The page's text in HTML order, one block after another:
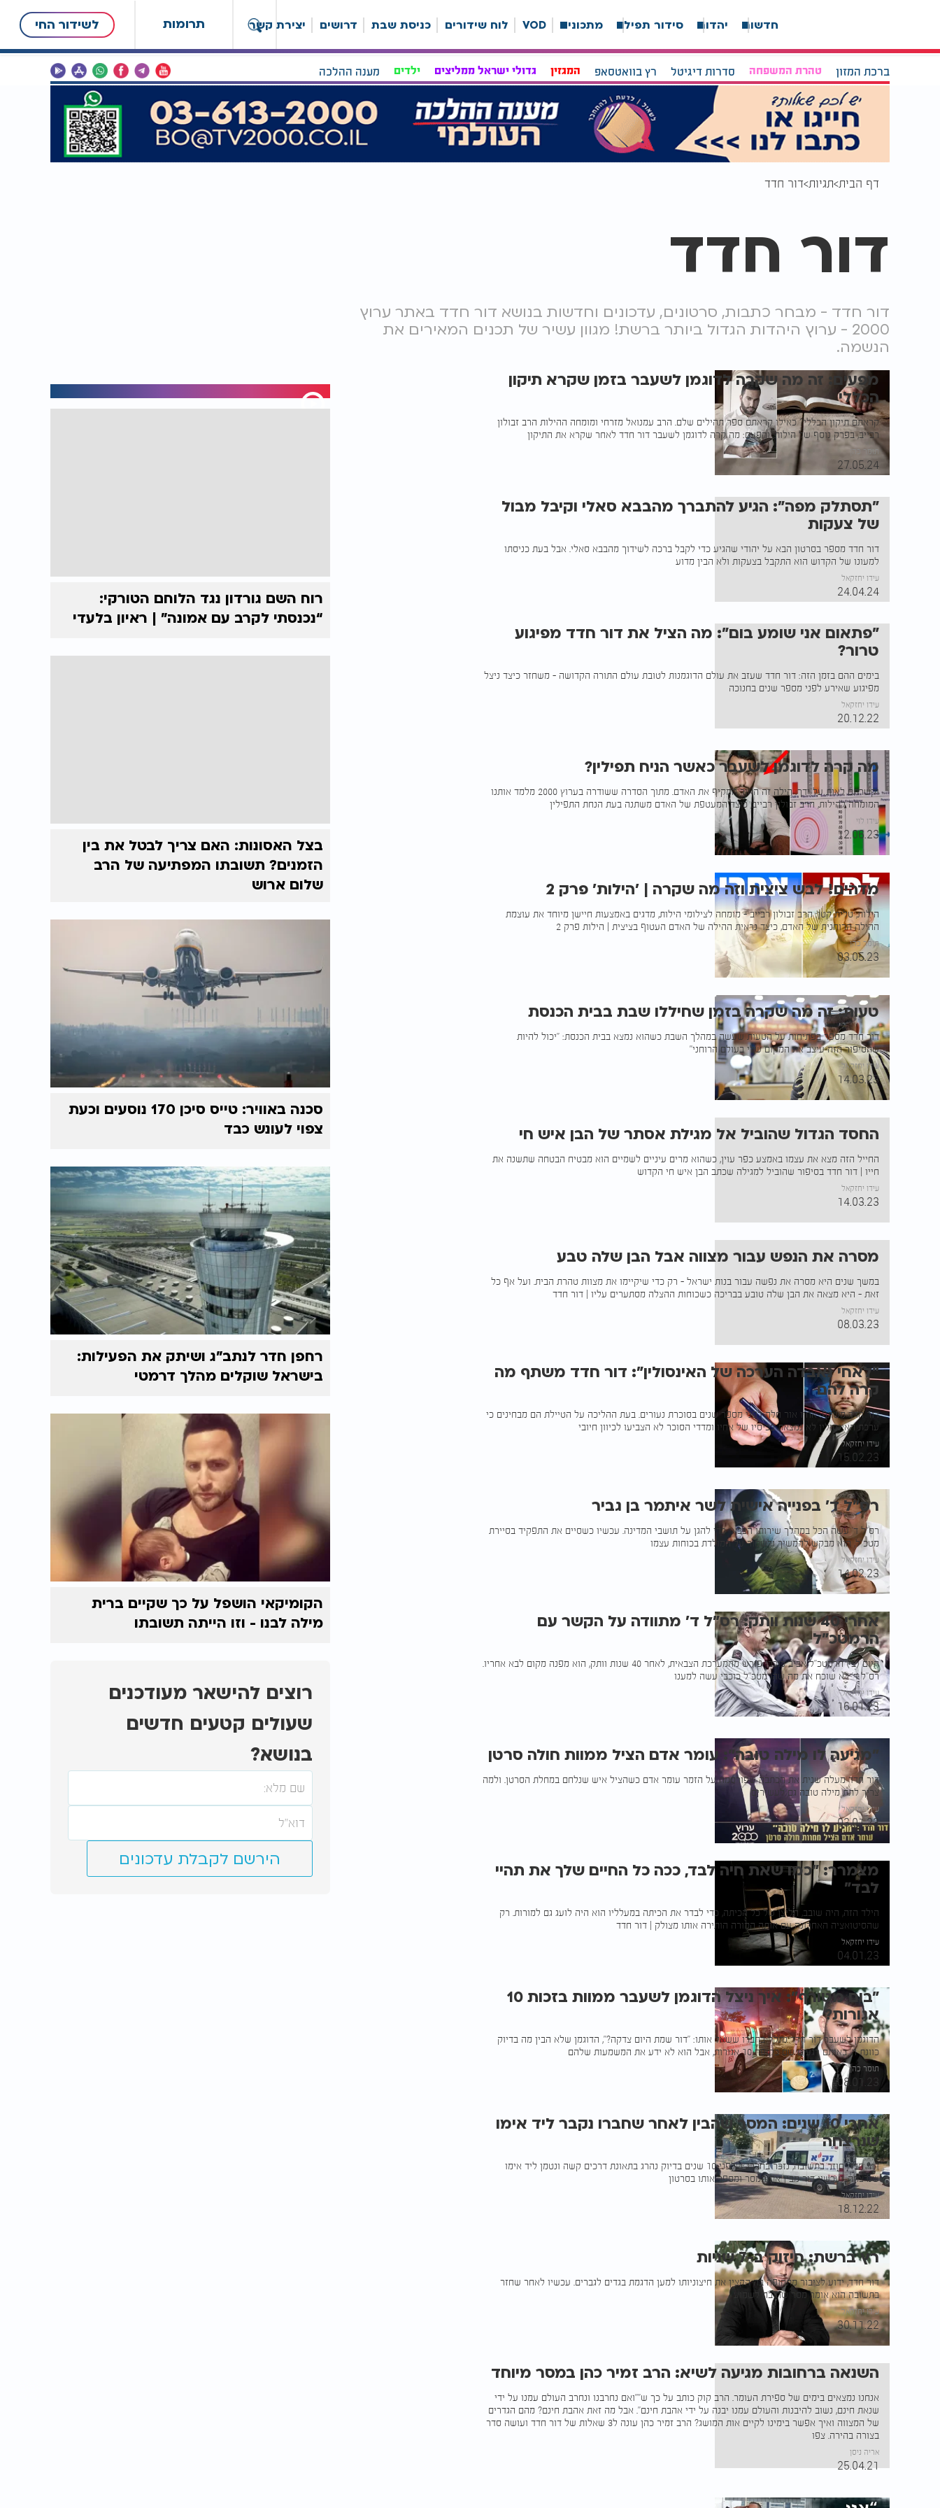
תרומות לשידור החי חדשות יהדות סידור תפילה מתכונים VOD לוח שידורים כניסת שבת דרושים יצירת קשר
ברכת המזון טהרת המשפחה סדרות דיגיטל רץ בוואטסאפ המגזין גדולי ישראל ממליצים ילדים מענה ההלכה
דף הבית תגיות דור חדד
דור חדד
דור חדד - מבחר כתבות, סרטונים, עדכונים וחדשות בנושא דור חדד באתר ערוץ
2000 - ערוץ היהדות הגדול ביותר ברשת! מגוון עשיר של תכנים המאירים את
הנשמה.
מפעים: זה מה שקרה לדוגמן לשעבר בזמן שקרא תיקון
הכללי
קראתם תיקון הכללי? כאילו קראתם ספר תהילים שלם. הרב עמנואל מזרחי ומומחה ההילות הרב זבולון
רבייב, בפרק נוסף של הילות, והפעם: מה קרה לדוגמן לשעבר דור חדד לאחר שקרא את התיקון
תומר כהן
27.05.24
"תסתלק מפה": הגיע להתברך מהבבא סאלי וקיבל מבול
של צעקות
דור חדד מספר בסרטון הבא על יהודי שהגיע כדי לקבל ברכה לשידוך מהבבא סאלי. אבל בעת כניסתו
למעונו של הקדוש הוא התקבל בצעקות ולא הבין מדוע
עידו יחזקאל
24.04.24
"פתאום אני שומע בום": מה הציל את דור חדד מפיגוע
טרור?
בימים ההם בזמן הזה: דור חדד שעזב את עולם הדוגמנות לטובת עולם התורה הקדושה - משחזר כיצד ניצל
מפיגוע שאירע לפני מספר שנים בחנוכה
עידו יחזקאל
20.12.22
מה קרה לדוגמן לשעבר כאשר הניח תפילין?
וקשרתם לאות על ידך: הילה זה האור המקיף את האדם. מתוך הסדרה ששודרה בערוץ 2000 מלמד אותנו
המומחה להילות, הרב זבולון רבייב, כיצד המעטפת של האדם משתנה בעת הנחת התפילין
עידו לוי
12.06.23
מדהים! לבש ציצית וזה מה שקרה | 'הילות' פרק 2
הילות, טלית קטן: הרב זבולון רבייב - מומחה לצילומי הילות, מדגים באמצעות חיישן מיוחד את עוצמת
ההילה הרוחנית של האדם, כיצד נראית ההילה של האדם העטוף בציצית | הילות פרק 2
תומר כהן
03.05.23
טעות: זה מה שקרה בזמן שחיללו שבת בבית הכנסת
דור חדד מספר בפתיחות על הטעות שעשה במהלך השבת כשהוא נמצא בבית הכנסת: "יכול להיות
שהסיפור הזה עיצב את המקום שלי בעולם הרוחני"
עידו יחזקאל
14.03.23
החסד הגדול שהוביל אל מגילת אסתר של הבן איש חי
החייל הזה מצא את עצמו באמצע כפר עוין, כשהוא מרים עיניים לשמיים הוא מבטיח הבטחה שתשנה את
חייו | דור חדד בסיפור שהוביל למגילה שכתב הבן איש חי הקדוש
עידו יחזקאל
14.03.23
מסרה את הנפש עבור מצווה אבל הבן שלה טבע
במשך שנים היא מסרה את נפשה עבור בנות ישראל - רק כדי שיקיימו את מצוות טהרת הבית. ועל אף כל
זאת - היא מצאה את הבן שלה טובע בבריכה כשכוחות ההצלה מסתערים עליו | דור חדד
עידו יחזקאל
08.03.23
"לאחי נאבדה הערכה של האינסולין": דור חדד משתף מה
קרה להם
דור חדד משתף: אחיו אור חלה לפני מספר שנים בסוכרת נעורים. בעת ההליכה על הטיילת הם מבחינים כי
ערכת האינסולין לא נמצאת בכיסיו של אחיו ומדדי הסוכר לא הצביעו לכיוון חיובי
עידו יחזקאל
15.02.23
רס"ל ד' בפנייה אישית לשר איתמר בן גביר
רס"ל ד' עשה הכל במהלך שירותו הצבאי כדי להגן על תושבי המדינה. עכשיו כשסיים את התפקיד בסיירת
מטכ"ל, הוא מבקש להמשיך ולשמור על המולדת בכוחות עצמו
עידו יחזקאל
14.02.23
אחרי 40 שנות וותק: רס"ל ד' מתוודה על הקשר עם
הרמטכ"ל
היום (ב') הרמטכ"ל אביב כוכבי פורש מהמערכת הצבאית, לאחר 40 שנות וותק, הוא מפנה מקום לבא אחריו.
רס"ל ד' לא שוכח את מה שהרמטכ"ל כוכבי עשה למענו
עידו יחזקאל
16.01.23
"מגיעה לו מילה טובה": עומר אדם הציל ממוות חולה סרטן
דור חדד מעלה שנית את הכתבה שפורסמה על הזמר עומר אדם כשהציל איש שנלחם במחלת הסרטן. ולמה
צריך לתת מילה טובה גם לעשירים
עידו יחזקאל
03.01.23
מצמרר: "כמו שאת חיה לבד, ככה כל החיים שלך את תהיי
לבד"
הילד הזה, היה שובב, הליצן של כל הכיתה, כדי לבדר את הכיתה במעלליו הוא היה לועג גם למורות. רק
שהסיטואציה האחרונה עם אותה המורה הותירה אותו מצולק | דור חדד
עידו יחזקאל
04.01.23
"בום מטורף": איך ניצל הדוגמן לשעבר ממוות בזכות 10
אגורות?
הדוגמן לשעבר דור חדד נתקל בחברו ששאל אותו: "דור שמת היום צדקה?", הדוגמן שלא הבין מה בדיוק
כוונת ה' באותם רגעים שם בקופה 10 אגורות, אבל הוא לא ידע את המשמעות שלהם
תומר כהן
08.01.23
אחרי 10 שנים: המסר שהבין לאחר שחברו נקבר ליד אימו
שנרצחה
דור חדד, חוזר בתשובה, נזכר בחברו, שלפני 10 שנים בדיוק נהרג בתאונת דרכים קשה ונטמן ליד אימו
שנרצחה. ועכשיו דור מבין את המסר ומספר אותו בסרטון
עידו יחזקאל
18.12.22
רץ ברשת: חיזוק ב-7 שניות
דור חדד, ידוע לציבור מתקופה בה הקצין את חיצוניותו למען הדגמת בגדים לגברים. עכשיו לאחר שחזר
בתשובה הוא אומר מסר שחובה לשמוע
עידו יחזקאל
30.11.22
השנאה ברחובות מגיעה לשיא: הרב זמיר כהן במסר מיוחד
אנחנו נמצאים בימים של ספירת העומר. הרב קוק כותב על כך ש""ואם נחרבנו ונחרב העולם עמנו על ידי
שנאת חינם, נשוב להיבנות והעולם עמנו יבנה על ידי אהבת חינם". אבל מה זאת אהבת חינם? מהם הגדרים
של המצווה ואיך אפשר בימינו לקיים אות המושג? הרב זמיר כהן עונה ל3 שאלות של דור חדד ועושה סדר
בצורה בהירה. צפו
אריה ניסן
25.04.21
רוח השם גורדון נגד הלוחם הטורקי:
“נכנסתי לקרב עם אמונה” | ראיון בלעדי
בצל האסונות: האם צריך לבטל את בין
הזמנים? תשובתו המפתיעה של הרב
שלום ארוש
סכנה באוויר: טייס סיכן 170 נוסעים וכעת
צפוי לעונש כבד
רחפן חדר לנתב"ג ושיתק את הפעילות:
בישראל שוקלים מהלך דרמטי
הקומיקאי הושפל על כך שקיים ברית
מילה לבנו - וזו הייתה תשובתו
רוצים להישאר מעודכנים
שעולים קטעים חדשים
בנושא?
הירשם לקבלת עדכונים